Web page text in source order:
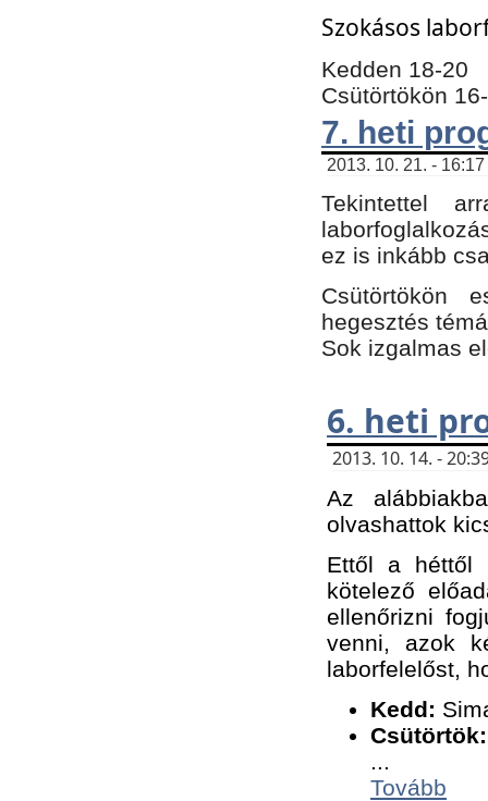
Szokásos
Kedden 18-20
Csütörtökön
7. heti
2013. 10. 21. -
Tekintettel
ez is inkább
Csütörtökön
hegesztés
Sok izgalmas
6. heti
2013. 10. 14. -
Az
olvashattok
Ettől a héttől
kötelező
ellenőrizni
venni, azok
laborfelelőst,
Kedd:
Csütörtök:
...
Tovább